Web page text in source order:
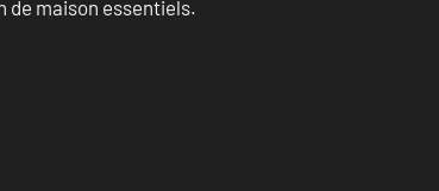
de maison essentiels.